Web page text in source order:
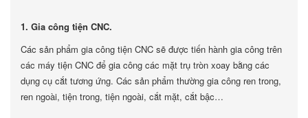
1. Gia công tiện CNC.
Các sản phẩm gia công tiện CNC sẽ được tiến hành gia công trên
các máy tiện CNC để gia công các mặt trụ tròn xoay bằng các
dụng cụ cắt tương ứng. Các sản phẩm thường gia công ren trong,
ren ngoài, tiện trong, tiện ngoài, cắt mặt, cắt bậc…